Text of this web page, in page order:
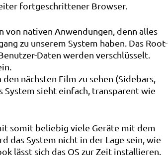
fortgeschrittener Browser.
von nativen Anwendungen, denn alles
zu unserem System haben. Das Root-
Daten werden verschlüsselt.
nächsten Film zu sehen (Sidebars,
System sieht einfach, transparent wie
somit beliebig viele Geräte mit dem
das System nicht in der Lage sein, wie
lässt sich das OS zur Zeit installieren.